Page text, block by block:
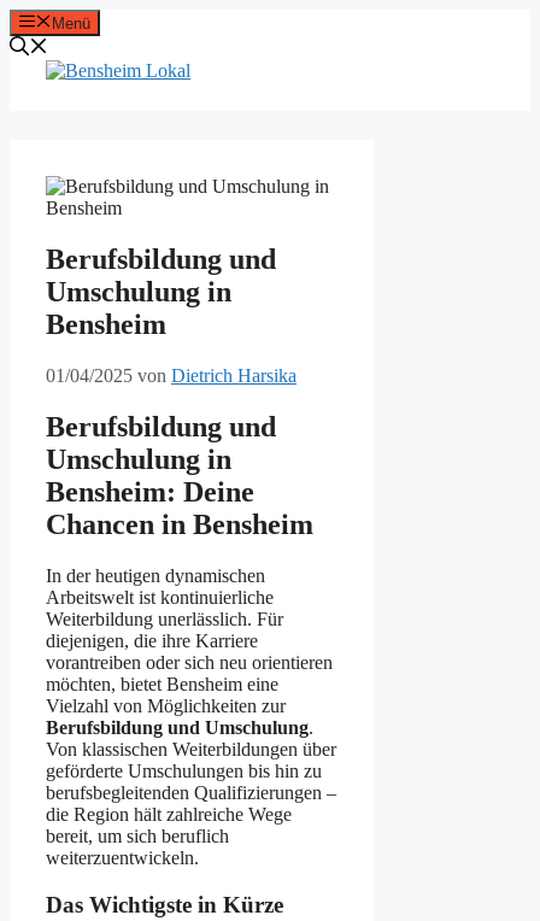
Zum
Inhalt
springen
Menü
Berufsbildung und
Umschulung in
Bensheim
01/04/2025 von Dietrich Harsika
Berufsbildung und
Umschulung in
Bensheim: Deine
Chancen in Bensheim
In der heutigen dynamischen
Arbeitswelt ist kontinuierliche
Weiterbildung unerlässlich. Für
diejenigen, die ihre Karriere
vorantreiben oder sich neu orientieren
möchten, bietet Bensheim eine
Vielzahl von Möglichkeiten zur
Berufsbildung und Umschulung.
Von klassischen Weiterbildungen über
geförderte Umschulungen bis hin zu
berufsbegleitenden Qualifizierungen –
die Region hält zahlreiche Wege
bereit, um sich beruflich
weiterzuentwickeln.​
Das Wichtigste in Kürze